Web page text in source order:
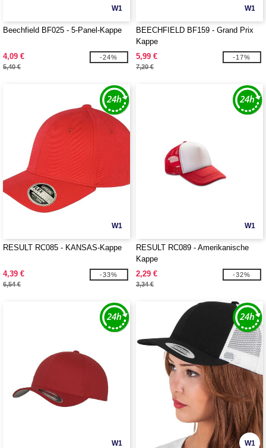
W1
Beechfield BF025 - 5-Panel-Kappe
4,09 €
5,40 €
-24%
W1
BEECHFIELD BF159 - Grand Prix
Kappe
5,99 €
7,20 €
-17%
W1
RESULT RC085 - KANSAS-Kappe
4,39 €
6,54 €
-33%
W1
RESULT RC089 - Amerikanische
Kappe
2,29 €
3,34 €
-32%
W1 W1